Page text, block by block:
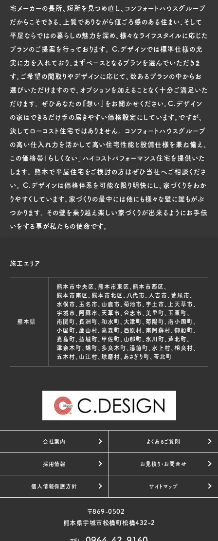
宅メーカーの長所、短所を見つめ直し、コンフォートハウスグループ
だからこそできる、上質でありながら値ごろ感のある住まい、そして
平屋ならではの暮らしの魅力を深め、様々なライフスタイルに応じた
プランのご提案を行っております。 C.デザインでは標準仕様の充
実に力を入れており、まずベースとなるプランを選んでいただきま
す。ご希望の間取りやデザインに応じて、数あるプランの中からお
選びいただけますので、オプションを加えることなく十分ご満足いた
だけます。 ぜひあなたの『想い』をお聞かせください。C.デザイン
の家はできるだけ手の届きやすい価格設定にしています。ですが、
決してローコスト住宅ではありません。 コンフォートハウスグループ
の高い仕入れ力を活かして高い住宅性能と設備仕様を兼ね備え、
この価格帯「らしくない」ハイコストパフォーマンス住宅を提供いた
します。 熊本で平屋住宅をご検討の方はぜひ当社へご相談くださ
い。 C.デザインは価格体系を可能な限り明快にし、家づくりをわか
りやすくしています。家づくりの最中には他にも様々な壁に誰もがぶ
つかります。 その壁を乗り越え楽しい家づくりが出来るようにお手伝
いをする事が私たちの使命です。
施工エリア
熊本県
熊本市中央区、熊本市東区、熊本市西区、
熊本市南区、熊本市北区、八代市、人吉市、荒尾市、
水俣市、玉名市、山鹿市、菊池市、宇土市、上天草市、
宇城市、阿蘇市、天草市、合志市、美里町、玉東町、
南関町、長洲町、和水町、大津町、菊陽町、南小国町、
小国町、産山村、高森町、西原村、南阿蘇村、御船町、
嘉島町、益城町、甲佐町、山都町、氷川町、芦北町、
津奈木町、錦町、多良木町、湯前町、水上村、相良村、
五木村、山江村、球磨村、あさぎり町、苓北町
会社案内 よくあるご質問
採用情報 お見積り・お問合せ
個人情報保護方針 サイトマップ
〒869-0502
熊本県宇城市松橋町松橋432-2